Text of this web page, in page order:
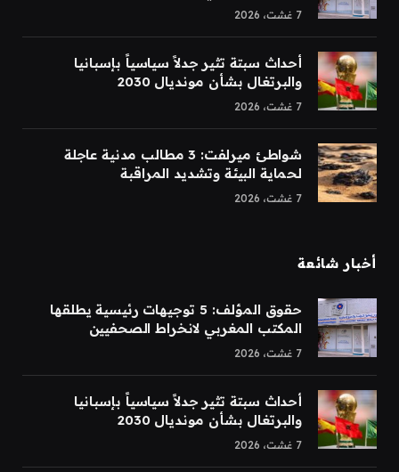
7 غشت، 2026
أحداث سبتة تثير جدلاً سياسياً بإسبانيا
والبرتغال بشأن مونديال 2030
7 غشت، 2026
شواطئ ميرلفت: 3 مطالب مدنية عاجلة
لحماية البيئة وتشديد المراقبة
7 غشت، 2026
أخبار شائعة
حقوق المؤلف: 5 توجيهات رئيسية يطلقها
المكتب المغربي لانخراط الصحفيين
7 غشت، 2026
أحداث سبتة تثير جدلاً سياسياً بإسبانيا
والبرتغال بشأن مونديال 2030
7 غشت، 2026